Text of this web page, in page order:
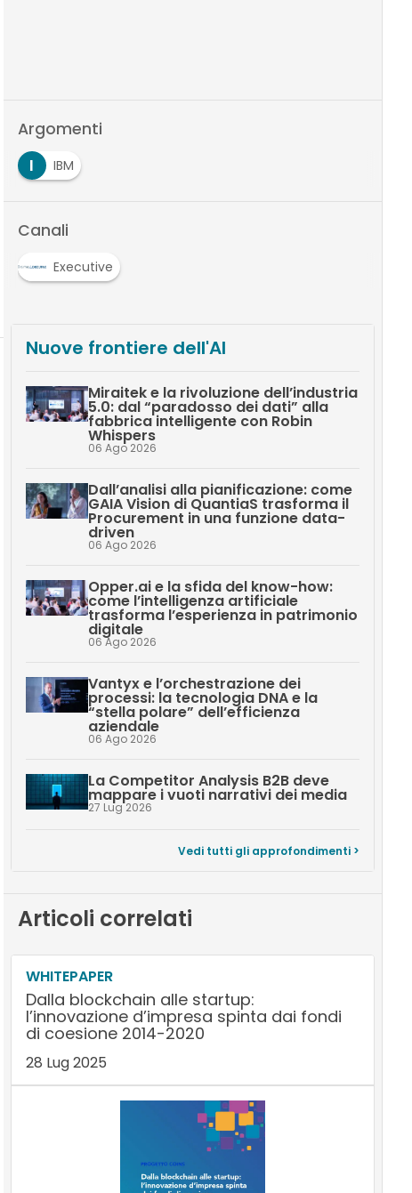
Argomenti
I
IBM
Canali
Executive
Nuove frontiere dell'AI
Miraitek e la rivoluzione dell’industria
5.0: dal “paradosso dei dati” alla
fabbrica intelligente con Robin
Whispers
06 Ago 2026
Dall’analisi alla pianificazione: come
GAIA Vision di QuantiaS trasforma il
Procurement in una funzione data-
driven
06 Ago 2026
Opper.ai e la sfida del know-how:
come l’intelligenza artificiale
trasforma l’esperienza in patrimonio
digitale
06 Ago 2026
Vantyx e l’orchestrazione dei
processi: la tecnologia DNA e la
“stella polare” dell’efficienza
aziendale
06 Ago 2026
La Competitor Analysis B2B deve
mappare i vuoti narrativi dei media
27 Lug 2026
Vedi tutti gli approfondimenti >
Articoli correlati
WHITEPAPER
Dalla blockchain alle startup:
l’innovazione d’impresa spinta dai fondi
di coesione 2014-2020
28 Lug 2025